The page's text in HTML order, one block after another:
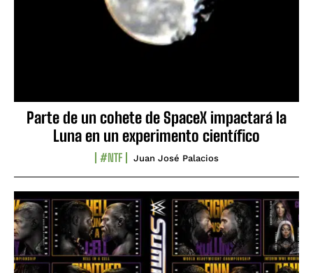
Parte de un cohete de SpaceX impactará la
Luna en un experimento científico
#NTF Juan José Palacios